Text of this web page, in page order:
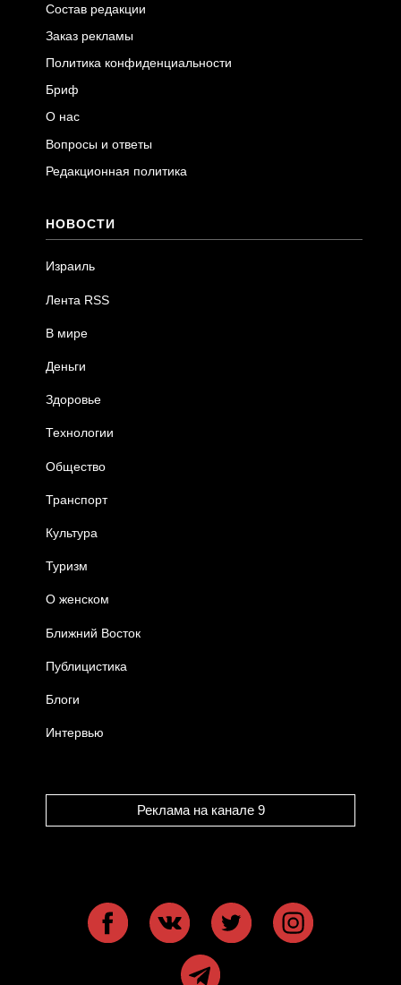
Состав редакции
Заказ рекламы
Политика конфиденциальности
Бриф
О нас
Вопросы и ответы
Редакционная политика
НОВОСТИ
Израиль
Лента RSS
В мире
Деньги
Здоровье
Технологии
Общество
Транспорт
Культура
Туризм
О женском
Ближний Восток
Публицистика
Блоги
Интервью
Реклама на канале 9